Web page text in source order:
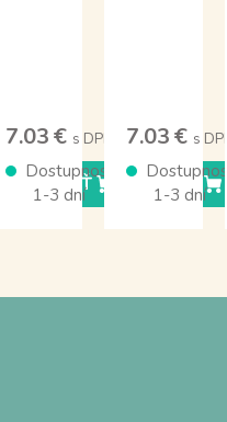
KÚPIŤ
7.03 € s DPH
Dostupnosť
1-3 dní
KÚPIŤ
7.03 € s DPH
Dostupnosť
1-3 dní